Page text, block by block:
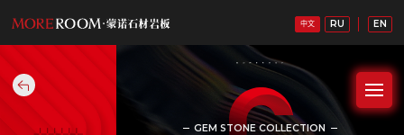
中文 RU EN
GEM STONE COLLECTION